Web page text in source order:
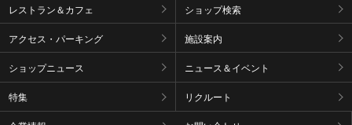
レストラン＆カフェ ショップ検索
アクセス・パーキング 施設案内
ショップニュース ニュース＆イベント
特集 リクルート